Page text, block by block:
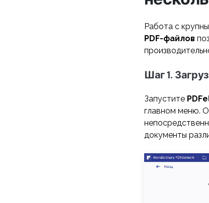
Работа с
PDF-файлов
Шаг 1.
Запустите
главном меню.
документы